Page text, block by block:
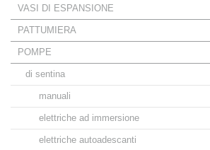
VASI DI ESPANSIONE
PATTUMIERA
POMPE
di sentina
manuali
elettriche ad immersione
elettriche autoadescanti